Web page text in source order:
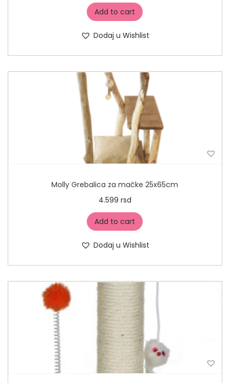
Add to cart
Dodaj u Wishlist
Molly Grebalica za mačke 25x65cm
4.599 rsd
Add to cart
Dodaj u Wishlist